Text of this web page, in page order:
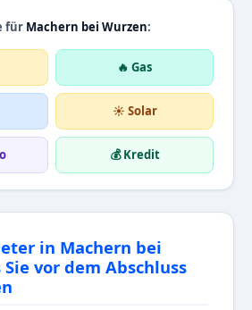
für Machern bei Wurzen:
🔥 Gas
☀️ Solar
💰 Kredit
in Machern bei
Sie vor dem Abschluss